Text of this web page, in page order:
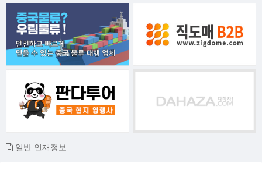
일반 인재정보